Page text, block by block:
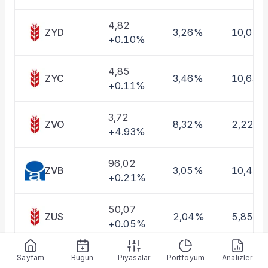
Fiyat Endeks Değişimi
ZYD
4,82
+0.10%
3,26% 10,01%
ZYC
4,85
+0.11%
3,46% 10,63%
ZVO
3,72
+4.93%
8,32% 2,22%
ZVB
96,02
+0.21%
3,05% 10,46%
ZUS
50,07
+0.05%
2,04% 5,85%
5,08
3,00% 8,93%
Sayfam Bugün Piyasalar Portföyüm Analizler